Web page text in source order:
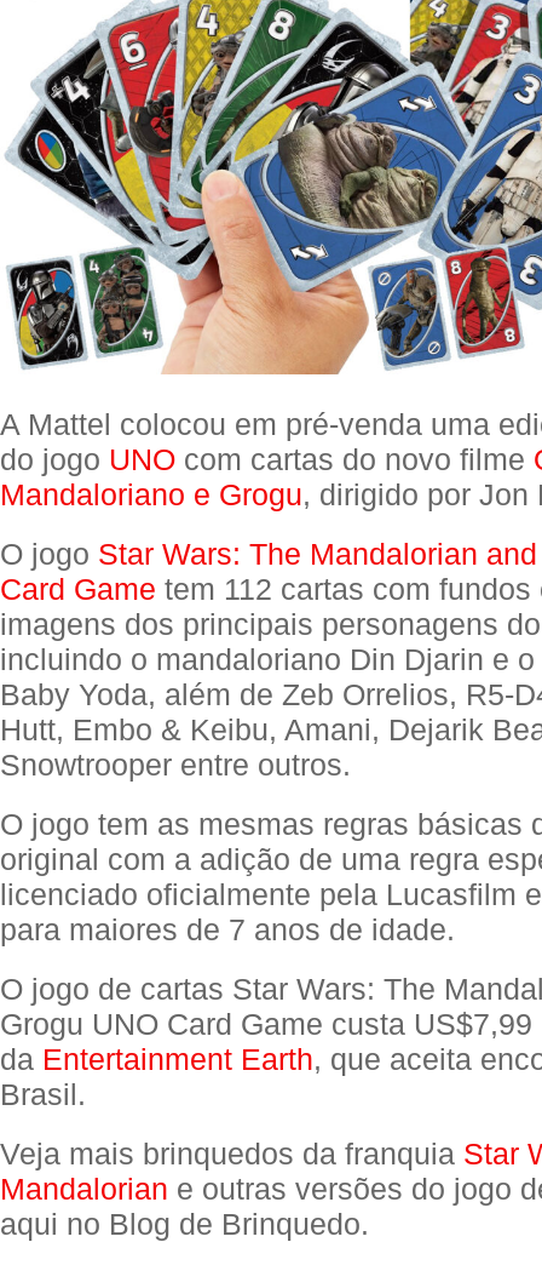
A Mattel colocou em pré-venda uma
do jogo UNO com cartas do novo filme
Mandaloriano e Grogu, dirigido por Jon
O jogo Star Wars: The Mandalorian
Card Game tem 112 cartas com fundos
imagens dos principais personagens
incluindo o mandaloriano Din Djarin e
Baby Yoda, além de Zeb Orrelios, R5-
Hutt, Embo & Keibu, Amani, Dejarik
Snowtrooper entre outros.
O jogo tem as mesmas regras básicas
original com a adição de uma regra
licenciado oficialmente pela Lucasfilm
para maiores de 7 anos de idade.
O jogo de cartas Star Wars: The
Grogu UNO Card Game custa
da Entertainment Earth, que aceita
Brasil.
Veja mais brinquedos da franquia Star
Mandalorian e outras versões do jogo
aqui no Blog de Brinquedo.